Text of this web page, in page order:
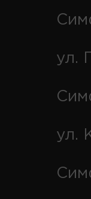
ул.
ул.